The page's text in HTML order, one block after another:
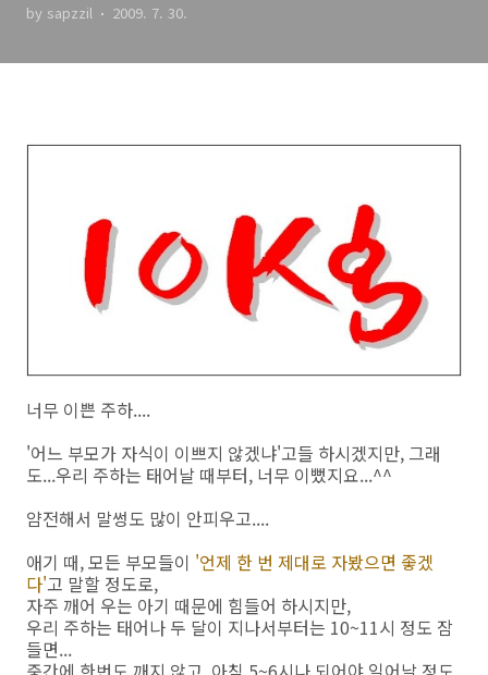
by sapzzil 2009. 7. 30.
너무 이쁜 주하....
'어느 부모가 자식이 이쁘지 않겠냐'고들 하시겠지만, 그래
도...우리 주하는 태어날 때부터, 너무 이뻤지요...^^
얌전해서 말썽도 많이 안피우고....
애기 때, 모든 부모들이 '언제 한 번 제대로 자봤으면 좋겠
다'고 말할 정도로,
자주 깨어 우는 아기 때문에 힘들어 하시지만,
우리 주하는 태어나 두 달이 지나서부터는 10~11시 정도 잠
들면...